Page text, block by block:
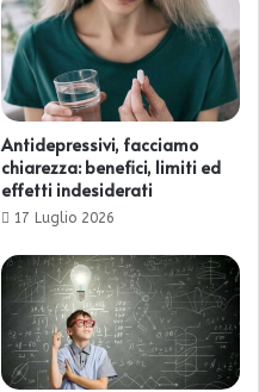
Antidepressivi, facciamo
chiarezza: benefici, limiti ed
effetti indesiderati
17 Luglio 2026